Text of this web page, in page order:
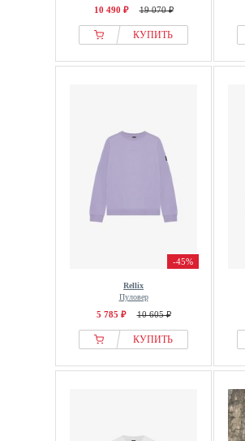
10 490 ₽ 19 070 ₽
КУПИТЬ
-45%
Rellix
Пуловер
5 785 ₽ 10 605 ₽
КУПИТЬ